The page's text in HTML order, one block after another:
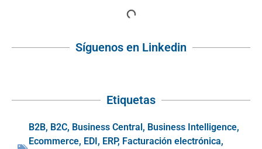
Síguenos en Linkedin
Etiquetas
B2B, B2C, Business Central, Business Intelligence,
Ecommerce, EDI, ERP, Facturación electrónica,